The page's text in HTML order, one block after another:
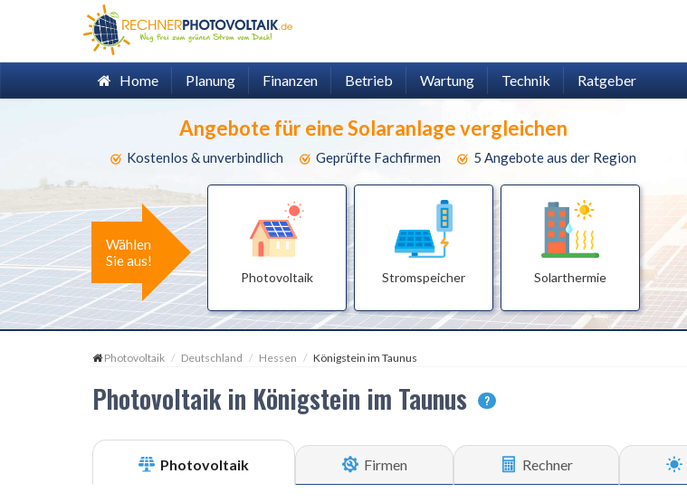
Home Planung Finanzen Betrieb Wartung Technik Ratgeber
Angebote für eine Solaranlage vergleichen
Kostenlos & unverbindlich Geprüfte Fachfirmen 5 Angebote aus der Region
Wählen
Sie aus!
Photovoltaik Stromspeicher Solarthermie
Photovoltaik Deutschland Hessen Königstein im Taunus
Photovoltaik in Königstein im Taunus ?
Photovoltaik Firmen Rechner